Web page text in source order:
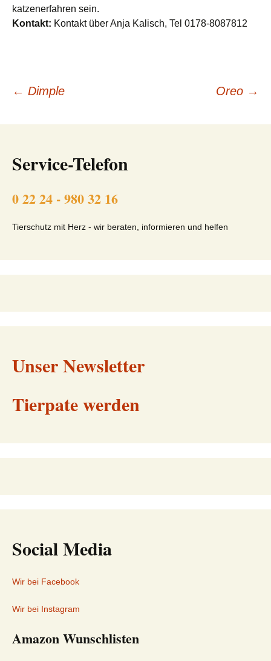
katzenerfahren sein.
Kontakt: Kontakt über Anja Kalisch, Tel 0178-8087812
Beitragsnavigation
← Dimple Oreo →
Service-Telefon
0 22 24 - 980 32 16
Tierschutz mit Herz - wir beraten, informieren und helfen
Unser Newsletter
Tierpate werden
Social Media
Wir bei Facebook
Wir bei Instagram
Amazon Wunschlisten